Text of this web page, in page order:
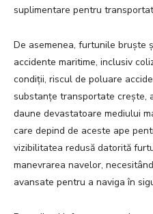
suplimentare pentru
De asemenea, furtunile bruște
accidente maritime, inclusiv
condiții, riscul de poluare
substanțe transportate crește,
daune devastatoare mediului
care depind de aceste ape
vizibilitatea redusă datorită
manevrarea navelor,
avansate pentru a naviga în